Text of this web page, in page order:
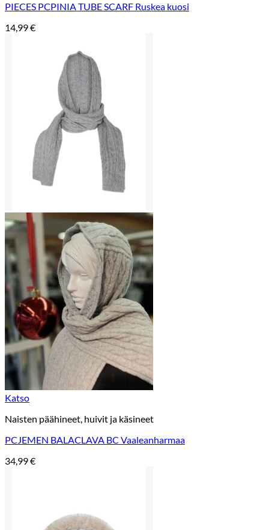
PIECES PCPINIA TUBE SCARF Ruskea kuosi
14,99€
Katso
Naisten päähineet, huivit ja käsineet
PCJEMEN BALACLAVA BC Vaaleanharmaa
34,99€